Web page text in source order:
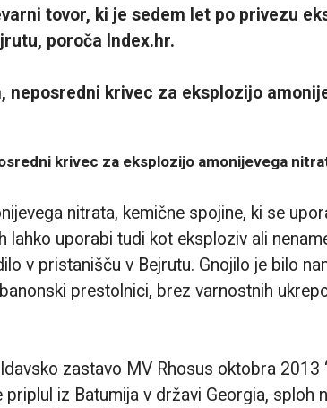
tovor, ki je sedem let po privezu
poroča Index.hr.
krivec za eksplozijo amonijevega
nitrata, kemične spojine, ki se
lahko uporabi tudi kot eksploziv ali
v pristanišču v Bejrutu. Gnojilo je bilo
prestolnici, brez varnostnih
zastavo MV Rhosus oktobra 2013
priplul iz Batumija v državi Georgia, sploh